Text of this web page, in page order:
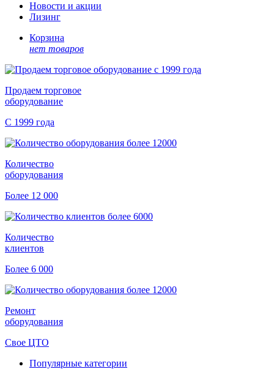
Новости и акции
Лизинг
Корзина
нет товаров
Продаем торговое
оборудование
С 1999 года
Количество
оборудования
Более 12 000
Количество
клиентов
Более 6 000
Ремонт
оборудования
Свое ЦТО
Популярные категории